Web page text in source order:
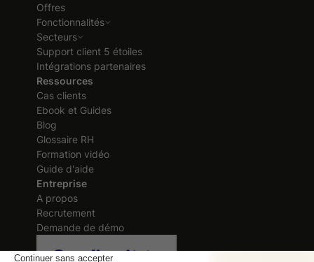
Offres
Fonctionnalités
Secteurs
Support client 5 étoiles
Intégrations partenaires
Ressources
Cas clients
Ebook et Guides
Blog
Glossaire RH
Formation vidéo
Guide d'aide
Entreprise
A propos
Recrutement
Demande de démo